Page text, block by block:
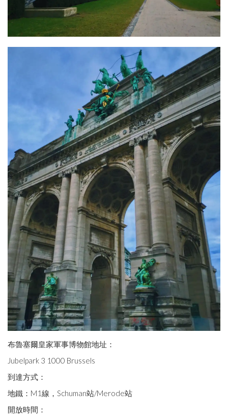
布魯塞爾皇家軍事博物館地址：
Jubelpark 3 1000 Brussels
到達方式：
地鐵：M1線，Schuman站/Merode站
開放時間：